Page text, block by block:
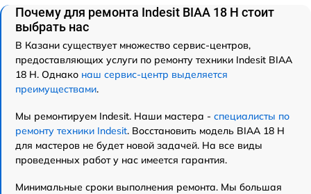
Почему для ремонта Indesit BIAA 18 H стоит
выбрать нас
В Казани существует множество сервис-центров,
предоставляющих услуги по ремонту техники Indesit BIAA
18 H. Однако наш сервис-центр выделяется
преимуществами.
Мы ремонтируем Indesit. Наши мастера - специалисты по
ремонту техники Indesit. Восстановить модель BIAA 18 H
для мастеров не будет новой задачей. На все виды
проведенных работ у нас имеется гарантия.
Минимальные сроки выполнения ремонта. Мы большая